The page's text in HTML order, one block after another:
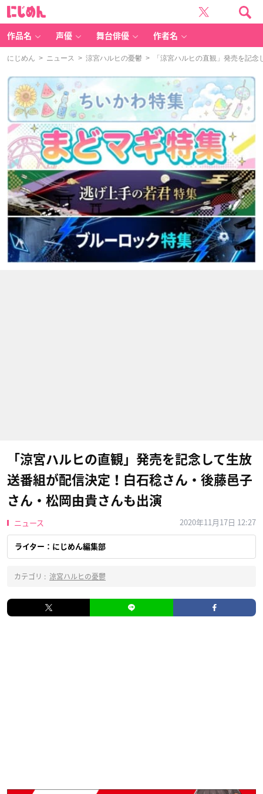
作品名 声優 舞台俳優 作者名
にじめん > ニュース > 涼宮ハルヒの憂鬱 > 「涼宮ハルヒの直観」発売を記念
「涼宮ハルヒの直観」発売を記念して生放
送番組が配信決定！白石稔さん・後藤邑子
さん・松岡由貴さんも出演
ニュース 2020年11月17日 12:27
ライター：にじめん編集部
カテゴリ : 涼宮ハルヒの憂鬱